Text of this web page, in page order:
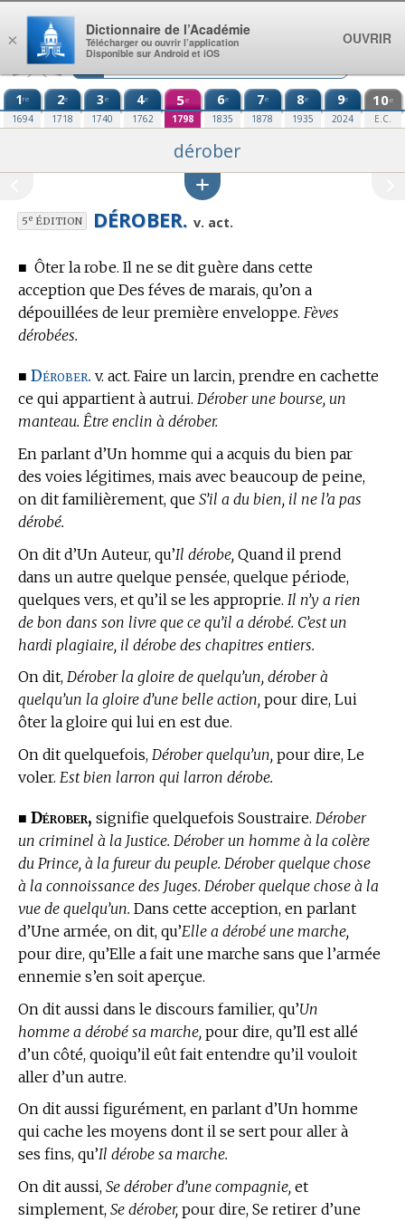
Aller au contenu
1re
1694
2e
1718
3e
1740
4e
1762
5e
1798
6e
1835
7e
1878
8e
1935
9e
2024
10e
E.C.
dérober
5eÉDITION DÉROBER. v. act.
■ Ôter la robe. Il ne se dit guère dans cette
acception que Des féves de marais, qu’on a
dépouillées de leur première enveloppe. Fèves
dérobées.
■ Dérober. v. act. Faire un larcin, prendre en cachette
ce qui appartient à autrui. Dérober une bourse, un
manteau. Être enclin à dérober.
En parlant d’Un homme qui a acquis du bien par
des voies légitimes, mais avec beaucoup de peine,
on dit familièrement, que S’il a du bien, il ne l’a pas
dérobé.
On dit d’Un Auteur, qu’Il dérobe, Quand il prend
dans un autre quelque pensée, quelque période,
quelques vers, et qu’il se les approprie. Il n’y a rien
de bon dans son livre que ce qu’il a dérobé. C’est un
hardi plagiaire, il dérobe des chapitres entiers.
On dit, Dérober la gloire de quelqu’un, dérober à
quelqu’un la gloire d’une belle action, pour dire, Lui
ôter la gloire qui lui en est due.
On dit quelquefois, Dérober quelqu’un, pour dire, Le
voler. Est bien larron qui larron dérobe.
■ Dérober, signifie quelquefois Soustraire. Dérober
un criminel à la Justice. Dérober un homme à la colère
du Prince, à la fureur du peuple. Dérober quelque chose
à la connoissance des Juges. Dérober quelque chose à la
vue de quelqu’un. Dans cette acception, en parlant
d’Une armée, on dit, qu’Elle a dérobé une marche,
pour dire, qu’Elle a fait une marche sans que l’armée
ennemie s’en soit aperçue.
On dit aussi dans le discours familier, qu’Un
homme a dérobé sa marche, pour dire, qu’Il est allé
d’un côté, quoiqu’il eût fait entendre qu’il vouloit
aller d’un autre.
On dit aussi figurément, en parlant d’Un homme
qui cache les moyens dont il se sert pour aller à
ses fins, qu’Il dérobe sa marche.
On dit aussi, Se dérober d’une compagnie, et
simplement, Se dérober, pour dire, Se retirer d’une
×
Dictionnaire de l’Académie
Télécharger ou ouvrir l’application
Disponible sur Android et iOS
OUVRIR